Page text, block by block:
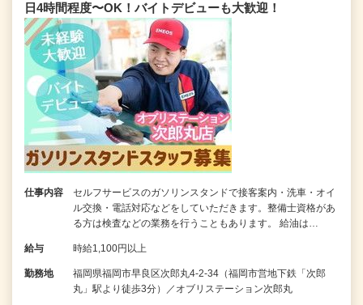
日4時間程度〜OK！バイトデビューも大歓迎！
仕事内容
セルフサービスのガソリンスタンドで接客案内・洗車・オイ
ル交換・電話対応などをしていただきます。整備士資格があ
る方は検査などの業務を行うこともあります。 給油は…
給与 時給1,100円以上
勤務地
福岡県福岡市早良区次郎丸4-2-34（福岡市営地下鉄「次郎
丸」駅より徒歩3分）／オブリステーション次郎丸